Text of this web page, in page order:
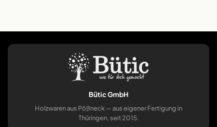
Bütic GmbH
Holzwaren aus Pößneck — aus eigener Fertigung in
Thüringen, seit 2015.